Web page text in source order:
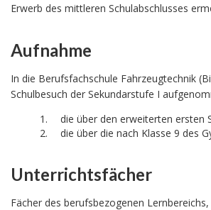
Erwerb des mittleren Schulabschlusses
Aufnahme
In die Berufsfachschule Fahrzeugtechnik
Schulbesuch der Sekundarstufe I
die über den erweiterten ersten
die über die nach Klasse 9 des
Unterrichtsfächer
Fächer des berufsbezogenen